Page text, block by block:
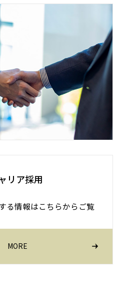
リア採用
る情報はこちらからご覧
MORE